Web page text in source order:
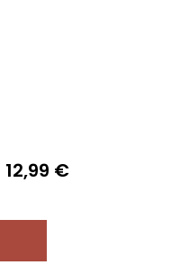
12,99 €